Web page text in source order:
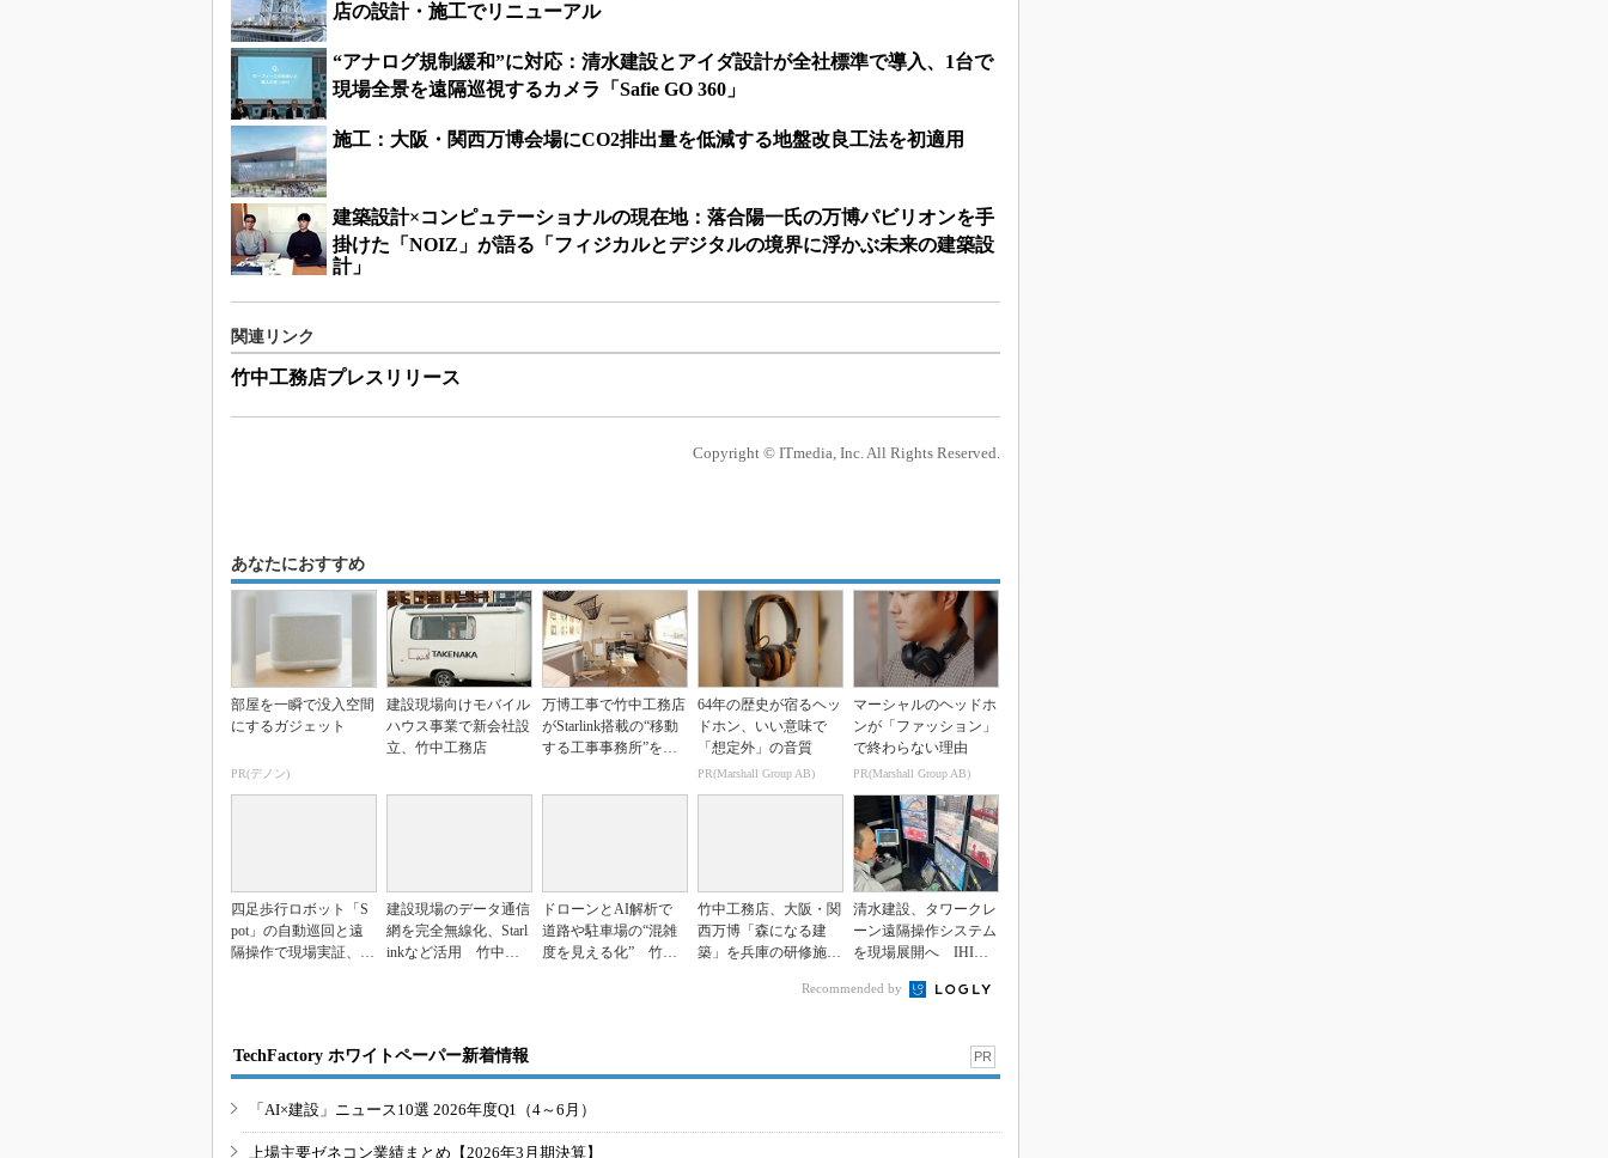
店の設計・施工でリニューアル
“アナログ規制緩和”に対応：清水建設とアイダ設計が全社標準で導入、1台で
現場全景を遠隔巡視するカメラ「Safie GO 360」
施工：大阪・関西万博会場にCO2排出量を低減する地盤改良工法を初適用
建築設計×コンピュテーショナルの現在地：落合陽一氏の万博パビリオンを手
掛けた「NOIZ」が語る「フィジカルとデジタルの境界に浮かぶ未来の建築設
計」
関連リンク
竹中工務店プレスリリース
Copyright © ITmedia, Inc. All Rights Reserved.
あなたにおすすめ
部屋を一瞬で没入空間
にするガジェット
PR(デノン)
建設現場向けモバイル
ハウス事業で新会社設
立、竹中工務店
万博工事で竹中工務店
がStarlink搭載の“移動
する工事事務所”を試
64年の歴史が宿るヘッ
ドホン、いい意味で
「想定外」の音質
PR(Marshall Group AB)
マーシャルのヘッドホ
ンが「ファッション」
で終わらない理由
PR(Marshall Group AB)
四足歩行ロボット「S
pot」の自動巡回と遠
隔操作で現場実証、1
建設現場のデータ通信
網を完全無線化、Starl
inkなど活用 竹中工
ドローンとAI解析で
道路や駐車場の“混雑
度を見える化” 竹中
竹中工務店、大阪・関
西万博「森になる建
築」を兵庫の研修施設
清水建設、タワークレ
ーン遠隔操作システム
を現場展開へ IHI運
Recommended by
TechFactory ホワイトペーパー新着情報 PR
「AI×建設」ニュース10選 2026年度Q1（4～6月）
上場主要ゼネコン業績まとめ【2026年3月期決算】